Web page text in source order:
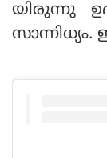
യിരുന്നു